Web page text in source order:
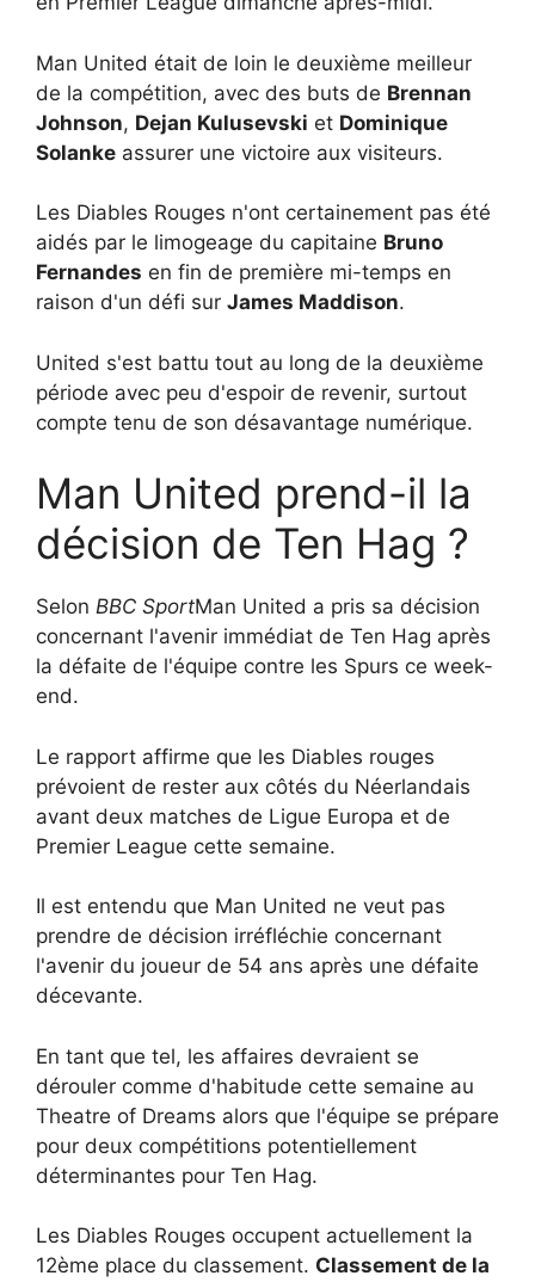
Man United était de loin le deuxième meilleur
de la compétition, avec des buts de Brennan
Johnson, Dejan Kulusevski et Dominique
Solanke assurer une victoire aux visiteurs.
Les Diables Rouges n'ont certainement pas été
aidés par le limogeage du capitaine Bruno
Fernandes en fin de première mi-temps en
raison d'un défi sur James Maddison.
United s'est battu tout au long de la deuxième
période avec peu d'espoir de revenir, surtout
compte tenu de son désavantage numérique.
Man United prend-il la
décision de Ten Hag ?
Selon BBC SportMan United a pris sa décision
concernant l'avenir immédiat de Ten Hag après
la défaite de l'équipe contre les Spurs ce week-
end.
Le rapport affirme que les Diables rouges
prévoient de rester aux côtés du Néerlandais
avant deux matches de Ligue Europa et de
Premier League cette semaine.
Il est entendu que Man United ne veut pas
prendre de décision irréfléchie concernant
l'avenir du joueur de 54 ans après une défaite
décevante.
En tant que tel, les affaires devraient se
dérouler comme d'habitude cette semaine au
Theatre of Dreams alors que l'équipe se prépare
pour deux compétitions potentiellement
déterminantes pour Ten Hag.
Les Diables Rouges occupent actuellement la
12ème place du classement. Classement de la